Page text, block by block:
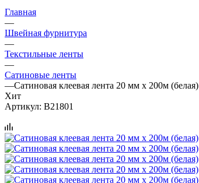
Главная
—
Швейная фурнитура
—
Текстильные ленты
—
Сатиновые ленты
—Сатиновая клеевая лента 20 мм х 200м (белая)
Хит
Артикул: B21801